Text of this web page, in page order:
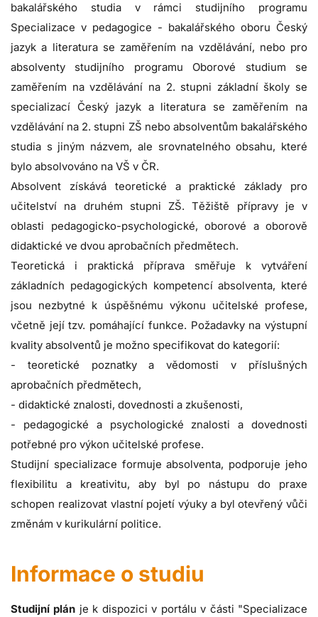
bakalářského studia v rámci studijního programu
Specializace v pedagogice - bakalářského oboru Český
jazyk a literatura se zaměřením na vzdělávání, nebo pro
absolventy studijního programu Oborové studium se
zaměřením na vzdělávání na 2. stupni základní školy se
specializací Český jazyk a literatura se zaměřením na
vzdělávání na 2. stupni ZŠ nebo absolventům bakalářského
studia s jiným názvem, ale srovnatelného obsahu, které
bylo absolvováno na VŠ v ČR.
Absolvent získává teoretické a praktické základy pro
učitelství na druhém stupni ZŠ. Těžiště přípravy je v
oblasti pedagogicko-psychologické, oborové a oborově
didaktické ve dvou aprobačních předmětech.
Teoretická i praktická příprava směřuje k vytváření
základních pedagogických kompetencí absolventa, které
jsou nezbytné k úspěšnému výkonu učitelské profese,
včetně její tzv. pomáhající funkce. Požadavky na výstupní
kvality absolventů je možno specifikovat do kategorií:
- teoretické poznatky a vědomosti v příslušných
aprobačních předmětech,
- didaktické znalosti, dovednosti a zkušenosti,
- pedagogické a psychologické znalosti a dovednosti
potřebné pro výkon učitelské profese.
Studijní specializace formuje absolventa, podporuje jeho
flexibilitu a kreativitu, aby byl po nástupu do praxe
schopen realizovat vlastní pojetí výuky a byl otevřený vůči
změnám v kurikulární politice.
Informace o studiu
Studijní plán je k dispozici v portálu v části "Specializace